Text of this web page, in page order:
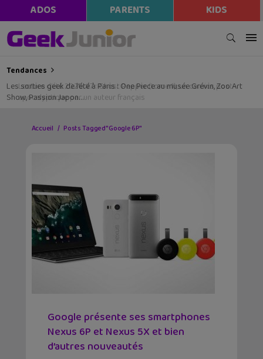
ADOS PARENTS KIDS
Tendances
Les sorties geek de l’été à Paris : One Piece au musée Grévin, Zoo Art
Show, Passion Japon…
Accueil Posts Tagged "Google 6P"
Google présente ses smartphones
Nexus 6P et Nexus 5X et bien
d’autres nouveautés